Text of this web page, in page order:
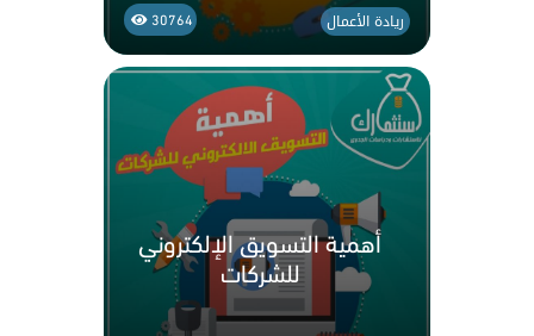
30764 ريادة الأعمال
أهمية التسويق الإلكتروني
للشركات